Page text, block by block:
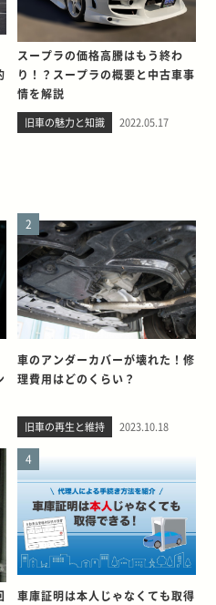
スープラの価格高騰はもう終わ
り！？スープラの概要と中古車事
情を解説
旧車の魅力と知識 2022.05.17
2
車のアンダーカバーが壊れた！修
理費用はどのくらい？
旧車の再生と維持 2023.10.18
4
車庫証明は本人じゃなくても取得